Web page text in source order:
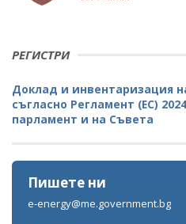
РЕГИСТРИ
Доклад и инвентаризация
съгласно Регламент (ЕС)
парламент и на Съвета
Пишете ни
e-energy@me.government.bg